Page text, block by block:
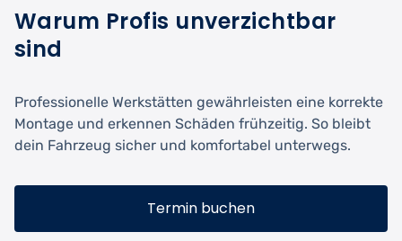
Warum Profis unverzichtbar
sind
Professionelle Werkstätten gewährleisten eine korrekte
Montage und erkennen Schäden frühzeitig. So bleibt
dein Fahrzeug sicher und komfortabel unterwegs.
Termin buchen